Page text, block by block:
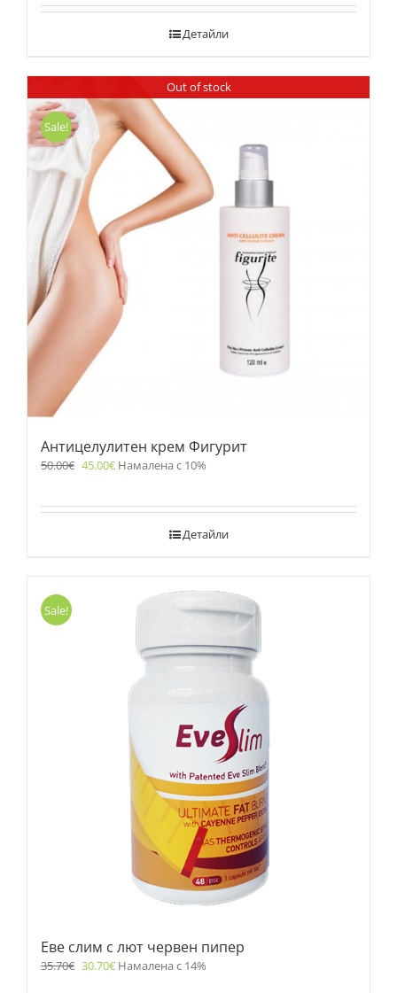
Детайли
Out of stock
Sale!
Антицелулитен крем Фигурит
50.00€ 45.00€ Намалена с 10%
Детайли
Sale!
Еве слим с лют червен пипер
35.70€ 30.70€ Намалена с 14%